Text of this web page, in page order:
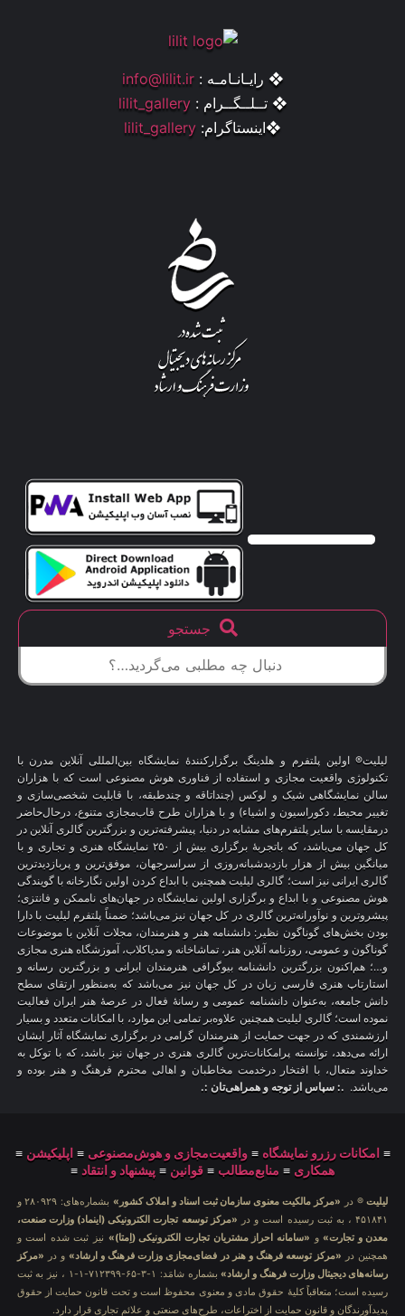
❖ رایـانـامـه : info@lilit.ir
❖ تــلــگــرام : lilit_gallery
❖اینستاگرام: lilit_gallery
جستجو
لیلیت® اولین پلتفرم و هلدینگ برگزارکنندهٔ نمایشگاه بین‌المللی آنلاین مدرن با
تکنولوژی واقعیت مجازی و استفاده از فناوری هوش مصنوعی است که با هزاران
سالن نمایشگاهی شیک و لوکس (چنداتاقه و چندطبقه، با قابلیت شخصی‌سازی و
تغییر محیط، دکوراسیون و اشیاء) و با هزاران طرح قاب‌مجازی متنوع، درحال‌حاضر
درمقایسه با سایر پلتفرم‌های مشابه در دنیا، پیشرفته‌ترین و بزرگترین گالری آنلاین در
کل جهان می‌باشد، که باتجربهٔ برگزاری بیش از ۲۵۰ نمایشگاه هنری و تجاری و با
میانگین بیش از هزار بازدیدشبانه‌روزی از سراسرجهان، موفق‌ترین و پربازدیدترین
گالری ایرانی نیز است؛ گالری لیلیت همچنین با ابداع کردن اولین نگارخانه با گویندگی
هوش مصنوعی و با ابداع و برگزاری اولین نمایشگاه در جهان‌های ناممکن و فانتزی؛
پیشروترین و نوآورانه‌ترین گالری در کل جهان نیز می‌باشد؛ ضمناً پلتفرم لیلیت با دارا
بودن بخش‌های گوناگون نظیر: دانشنامه هنر و هنرمندان، مجلات آنلاین با موضوعات
گوناگون و عمومی، روزنامه آنلاین هنر، تماشاخانه و مدیاکلاب، آموزشگاه هنری مجازی
و…؛ هم‌اکنون بزرگترین دانشنامه بیوگرافی هنرمندان ایرانی و بزرگترین رسانه و
استارتاپ هنری فارسی زبان در کل جهان نیز می‌باشد که به‌منظور ارتقای سطح
دانش جامعه، به‌عنوان دانشنامه عمومی و رسانهٔ فعال در عرصهٔ هنر ایران فعالیت
نموده است؛ گالری لیلیت همچنین علاوه‌بر تمامی این موارد، با امکانات متعدد و بسیار
ارزشمندی که در جهت حمایت از هنرمندان گرامی در برگزاری نمایشگاه آثار ایشان
ارائه می‌دهد، توانسته پرامکانات‌ترین گالری هنری در جهان نیز باشد، که با توکل به
خداوند متعال، با افتخار درخدمت مخاطبان و اهالی محترم فرهنگ و هنر بوده و
می‌باشد. .: سپاس از توجه و همراهی‌تان :.
≡ امکانات رزرو نمایشگاه ≡واقعیت‌مجازی و هوش‌مصنوعی ≡ اپلیکیشن ≡
همکاری ≡ منابع‌مطالب ≡ قوانین ≡ پیشنهاد و انتقاد ≡
لیلیت® در «مرکز مالکیت معنوی سازمان ثبت اسناد و املاک کشور»
بشماره‌های: ۲۸۰۹۲۹ و
۴۵۱۸۴۱ ، به ثبت رسیده است و در
«مرکز توسعه تجارت الکترونیکی (اینماد) وزارت صنعت،
معدن و تجارت»و «سامانه احراز مشتریان تجارت الکترونیکی (اِمتا)» نیز ثبت شده است و
همچنین در «مرکز توسعه فرهنگ و هنر در فضای‌مجازی وزارت فرهنگ و ارشاد» و در «مرکز
رسانه‌های دیجیتال وزارت فرهنگ و ارشاد»
بشماره شامَد: ۱-۳-۶۵-۷۱۲۳۹۹-۱-۱ ، نیز به ثبت
رسیده است؛ متعاقباً کلیهٔ حقوق مادی و معنوی محفوظ است و تحت قانون حمایت از حقوق
پدیدآورندگان و قانون حمایت از اختراعات، طرح‌های صنعتی و علائم تجاری قرار دارد.